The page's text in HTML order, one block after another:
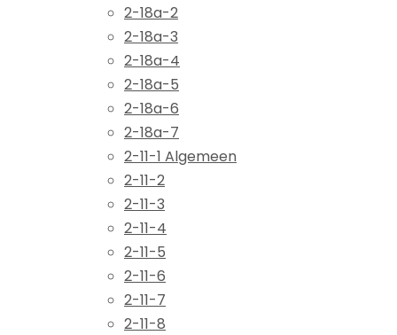
2-18a-2
2-18a-3
2-18a-4
2-18a-5
2-18a-6
2-18a-7
2-11-1 Algemeen
2-11-2
2-11-3
2-11-4
2-11-5
2-11-6
2-11-7
2-11-8